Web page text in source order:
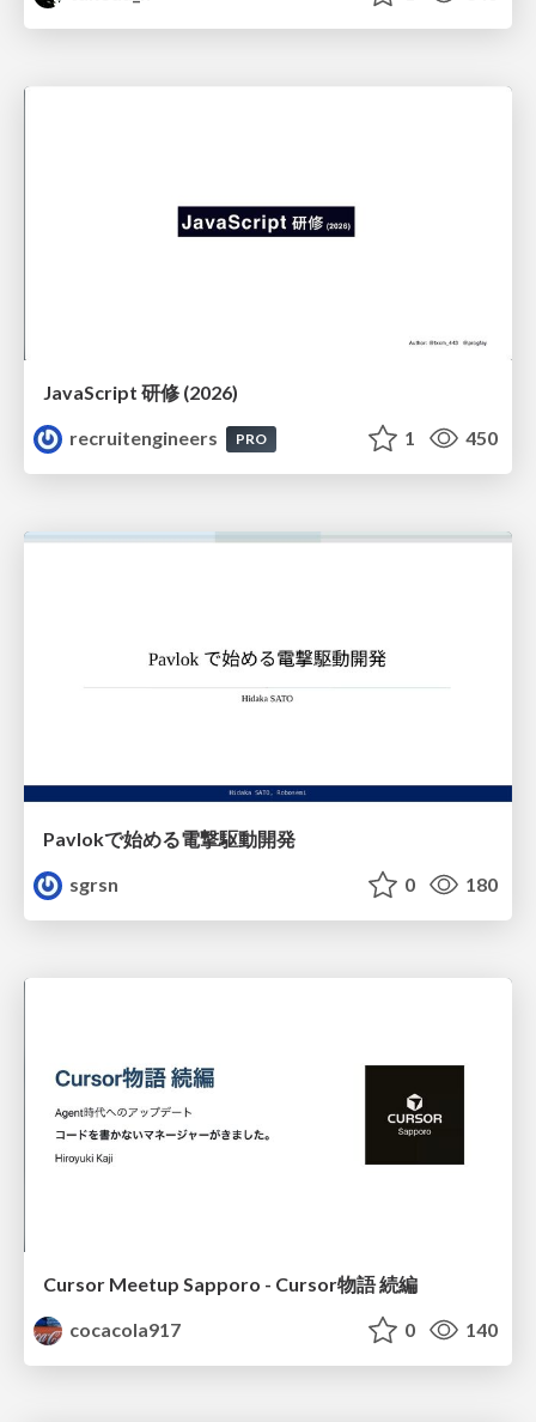
JavaScript 研修 (2026)
recruitengineers
PRO 1 450
Pavlokで始める電撃駆動開発
sgrsn
0 180
Cursor Meetup Sapporo - Cursor物語 続編
cocacola917
0 140